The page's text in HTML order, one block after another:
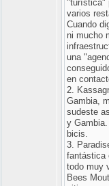
"turística"
varios
Cuando
ni mucho
una
en
2.
Gambia,
sudeste
y
bicis.
3.
fantástica
todo muy
Bees